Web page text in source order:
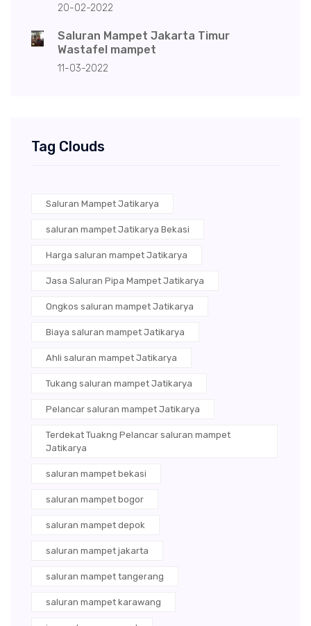
20-02-2022
Saluran Mampet Jakarta Timur
Wastafel mampet
11-03-2022
Tag Clouds
Saluran Mampet Jatikarya
saluran mampet Jatikarya Bekasi
Harga saluran mampet Jatikarya
Jasa Saluran Pipa Mampet Jatikarya
Ongkos saluran mampet Jatikarya
Biaya saluran mampet Jatikarya
Ahli saluran mampet Jatikarya
Tukang saluran mampet Jatikarya
Pelancar saluran mampet Jatikarya
Terdekat Tuakng Pelancar saluran mampet
Jatikarya
saluran mampet bekasi
saluran mampet bogor
saluran mampet depok
saluran mampet jakarta
saluran mampet tangerang
saluran mampet karawang